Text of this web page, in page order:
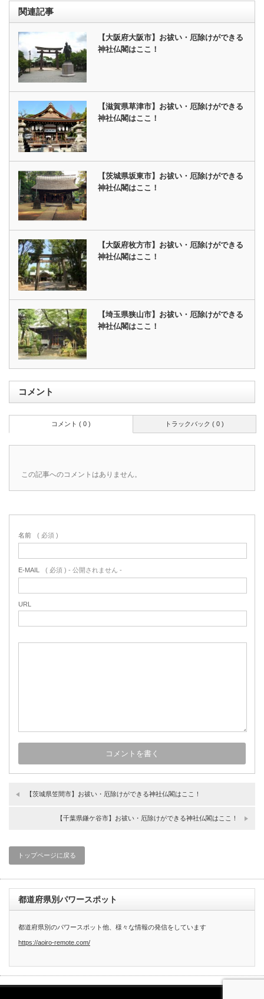
関連記事
【大阪府大阪市】お祓い・厄除けができる
神社仏閣はここ！
【滋賀県草津市】お祓い・厄除けができる
神社仏閣はここ！
【茨城県坂東市】お祓い・厄除けができる
神社仏閣はここ！
【大阪府枚方市】お祓い・厄除けができる
神社仏閣はここ！
【埼玉県狭山市】お祓い・厄除けができる
神社仏閣はここ！
コメント
トラックバック ( 0 )
コメント ( 0 )
この記事へのコメントはありません。
名前 ( 必須 )
E-MAIL ( 必須 ) - 公開されません -
URL
【茨城県笠間市】お祓い・厄除けができる神社仏閣はここ！
【千葉県鎌ケ谷市】お祓い・厄除けができる神社仏閣はここ！
トップページに戻る
都道府県別パワースポット
都道府県別のパワースポット他、様々な情報の発信をしています
https://aoiro-remote.com/